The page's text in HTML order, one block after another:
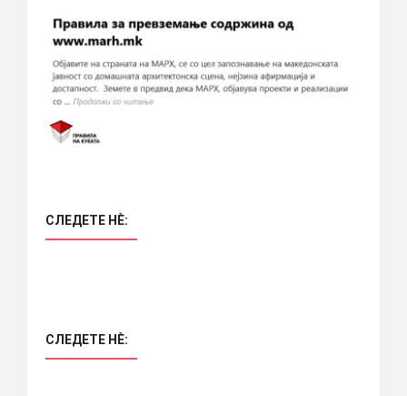
СЛЕДЕТЕ НÈ:
СЛЕДЕТЕ НÈ: